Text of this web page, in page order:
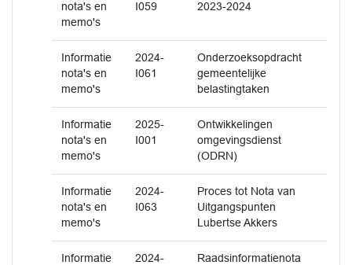
nota's en
memo's
I059
2023-2024
Informatie
nota's en
memo's
2024-
I061
Onderzoeksopdracht
gemeentelijke
belastingtaken
Informatie
nota's en
memo's
2025-
I001
Ontwikkelingen
omgevingsdienst
(ODRN)
Informatie
nota's en
memo's
2024-
I063
Proces tot Nota van
Uitgangspunten
Lubertse Akkers
Informatie
2024-
Raadsinformatienota